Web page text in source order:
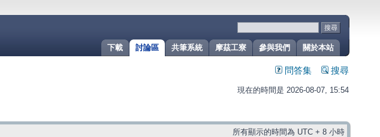
關於本站
參與我們
摩茲工寮
共筆系統
討論區
下載
問答集 搜尋
現在的時間是 2026-08-07, 15:54
所有顯示的時間為 UTC + 8 小時